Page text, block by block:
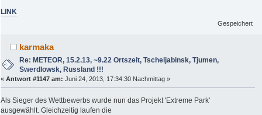
LINK
Gespeichert
karmaka
Re: METEOR, 15.2.13, ~9.22 Ortszeit, Tscheljabinsk, Tjumen,
Swerdlowsk, Russland !!!
« Antwort #1147 am: Juni 24, 2013, 17:34:30 Nachmittag »
Als Sieger des Wettbewerbs wurde nun das Projekt 'Extreme Park'
ausgewählt. Gleichzeitig laufen die